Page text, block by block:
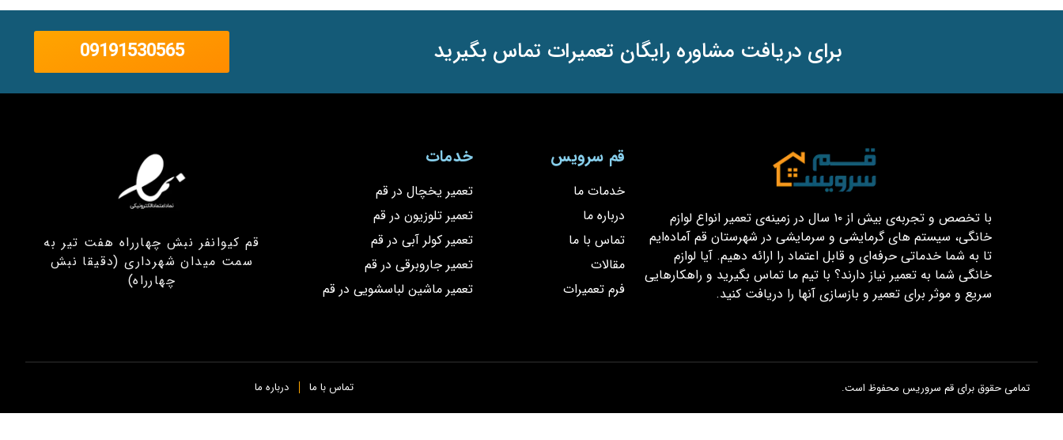
برای دریافت مشاوره رایگان تعمیرات تماس بگیرید 09191530565
با تخصص و تجربه‌ی بیش از ۱۰ سال در زمینه‌ی تعمیر انواع لوازم
خانگی، سیستم های گرمایشی و سرمایشی در شهرستان قم آماده‌ایم
تا به شما خدماتی حرفه‌ای و قابل اعتماد را ارائه دهیم. آیا لوازم
خانگی شما به تعمیر نیاز دارند؟ با تیم ما تماس بگیرید و راهکارهایی
سریع و موثر برای تعمیر و بازسازی آنها را دریافت کنید.
قم سرویس
خدمات ما
درباره ما
تماس با ما
مقالات
فرم تعمیرات
خدمات
تعمیر یخچال در قم
تعمیر تلوزیون در قم
تعمیر کولر آبی در قم
تعمیر جاروبرقی در قم
تعمیر ماشین لباسشویی در قم
قم کیوانفر نبش چهارراه هفت تیر به
سمت میدان شهرداری (دقیقا نبش
چهارراه)
تمامی حقوق برای قم سروریس محفوظ است. تماس با ما درباره ما